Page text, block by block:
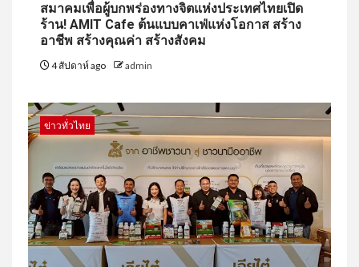
สมาคมเพื่อผู้บกพร่องทางจิตแห่งประเทศไทยเปิด
ร้าน! AMIT Cafe ต้นแบบคาเฟ่แห่งโอกาส สร้าง
อาชีพ สร้างคุณค่า สร้างสังคม
4 สัปดาห์ ago admin
ข่าวทั่วไทย